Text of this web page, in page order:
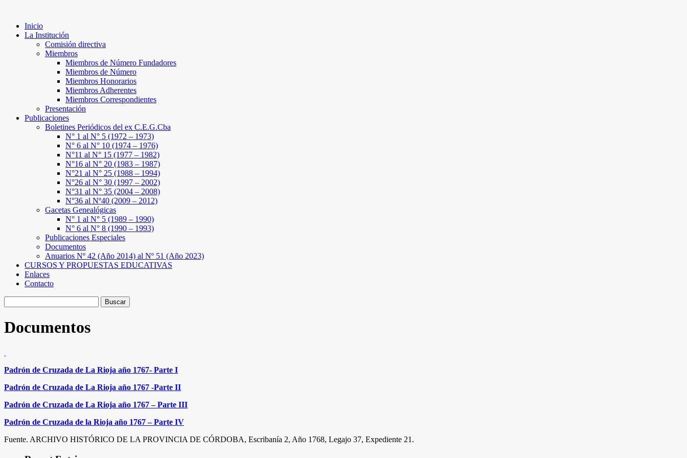
Inicio
La Institución
Comisión directiva
Miembros
Miembros de Número Fundadores
Miembros de Número
Miembros Honorarios
Miembros Adherentes
Miembros Correspondientes
Presentación
Publicaciones
Boletines Periódicos del ex C.E.G.Cba
N° 1 al N° 5 (1972 – 1973)
N° 6 al N° 10 (1974 – 1976)
N°11 al N° 15 (1977 – 1982)
N°16 al N° 20 (1983 – 1987)
N°21 al N° 25 (1988 – 1994)
N°26 al N° 30 (1997 – 2002)
N°31 al N° 35 (2004 – 2008)
N°36 al Nº40 (2009 – 2012)
Gacetas Genealógicas
N° 1 al N° 5 (1989 – 1990)
N° 6 al N° 8 (1990 – 1993)
Publicaciones Especiales
Documentos
Anuarios Nº 42 (Año 2014) al Nº 51 (Año 2023)
CURSOS Y PROPUESTAS EDUCATIVAS
Enlaces
Contacto
Documentos
Padrón de Cruzada de La Rioja año 1767- Parte I
Padrón de Cruzada de La Rioja año 1767 -Parte II
Padrón de Cruzada de La Rioja año 1767 – Parte III
Padrón de Cruzada de la Rioja año 1767 – Parte IV
Fuente. ARCHIVO HISTÓRICO DE LA PROVINCIA DE CÓRDOBA, Escribanía 2, Año 1768, Legajo 37, Expediente 21.